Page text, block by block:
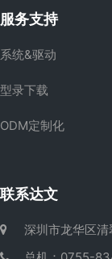
服务支持
系统&驱动
型录下载
ODM定制化
联系达文
深圳市龙华区